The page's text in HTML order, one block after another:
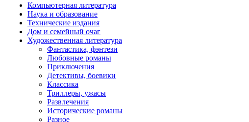
Компьютерная литература
Наука и образование
Технические издания
Дом и семейный очаг
Художественная литература
Фантастика, фэнтези
Любовные романы
Приключения
Детективы, боевики
Классика
Триллеры, ужасы
Развлечения
Исторические романы
Разное